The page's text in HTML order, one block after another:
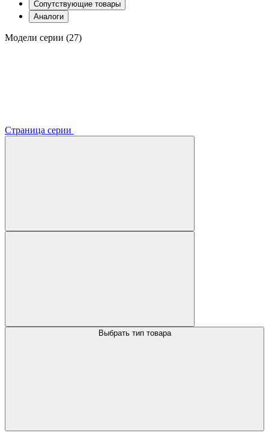
Сопутствующие товары
Аналоги
Модели серии (27)
Страница серии
Выбрать тип товара